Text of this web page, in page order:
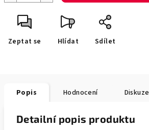
Zeptat se Hlídat Sdílet
Popis Hodnocení Diskuze
Detailní popis produktu